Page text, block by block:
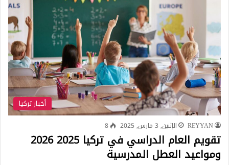
أخبار تركيا
REYYAN الإثنين, 3 مارس, 2025 8
تقويم العام الدراسي في تركيا 2025 2026
ومواعيد العطل المدرسية